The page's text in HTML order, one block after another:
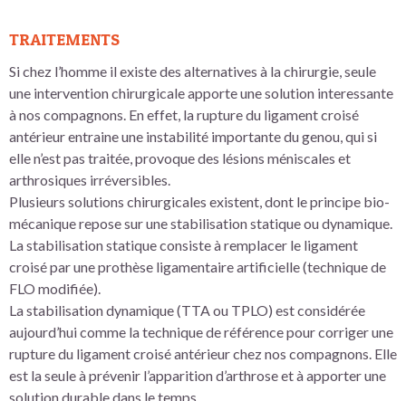
TRAITEMENTS
Si chez l’homme il existe des alternatives à la chirurgie, seule
une intervention chirurgicale apporte une solution interessante
à nos compagnons. En effet, la rupture du ligament croisé
antérieur entraine une instabilité importante du genou, qui si
elle n’est pas traitée, provoque des lésions méniscales et
arthrosiques irréversibles.
Plusieurs solutions chirurgicales existent, dont le principe bio-
mécanique repose sur une stabilisation statique ou dynamique.
La stabilisation statique consiste à remplacer le ligament
croisé par une prothèse ligamentaire artificielle (technique de
FLO modifiée).
La stabilisation dynamique (TTA ou TPLO) est considérée
aujourd’hui comme la technique de référence pour corriger une
rupture du ligament croisé antérieur chez nos compagnons. Elle
est la seule à prévenir l’apparition d’arthrose et à apporter une
solution durable dans le temps.